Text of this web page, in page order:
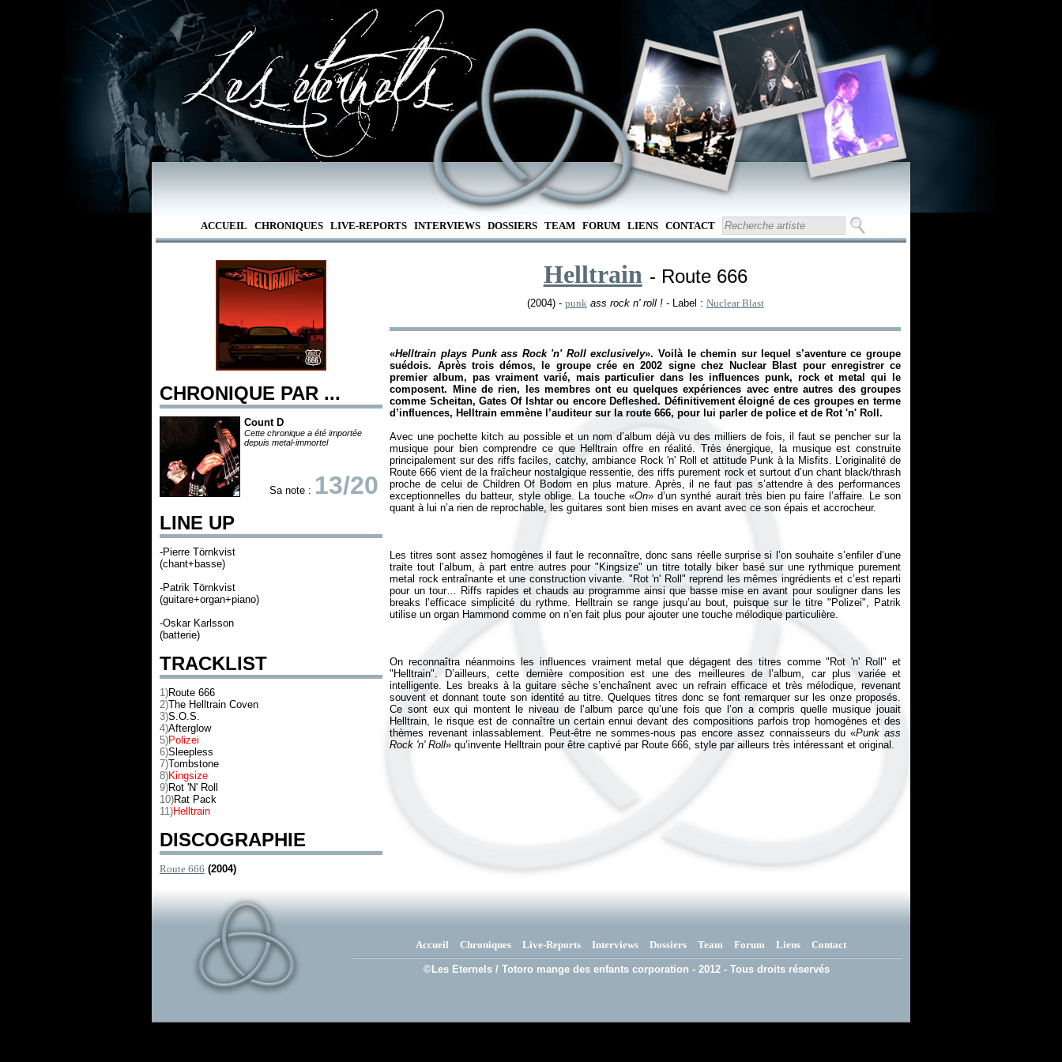
ACCUEIL CHRONIQUES LIVE-REPORTS INTERVIEWS DOSSIERS TEAM FORUM LIENS CONTACT
CHRONIQUE PAR ...
Count D
Cette chronique a été importée
depuis metal-immortel
Sa note : 13/20
LINE UP
-Pierre Törnkvist
(chant+basse)
-Patrik Törnkvist
(guitare+organ+piano)
-Oskar Karlsson
(batterie)
TRACKLIST
1)Route 666
2)The Helltrain Coven
3)S.O.S.
4)Afterglow
5)Polizei
6)Sleepless
7)Tombstone
8)Kingsize
9)Rot 'N' Roll
10)Rat Pack
11)Helltrain
DISCOGRAPHIE
Route 666 (2004)
Helltrain - Route 666
(2004) - punk ass rock n' roll !- Label : Nuclear Blast
«Helltrain plays Punk ass Rock 'n' Roll exclusively». Voilà le chemin sur lequel s’aventure ce groupe
suédois. Après trois démos, le groupe crée en 2002 signe chez Nuclear Blast pour enregistrer ce
premier album, pas vraiment varié, mais particulier dans les influences punk, rock et metal qui le
composent. Mine de rien, les membres ont eu quelques expériences avec entre autres des groupes
comme Scheitan, Gates Of Ishtar ou encore Defleshed. Définitivement éloigné de ces groupes en terme
d’influences, Helltrain emmène l’auditeur sur la route 666, pour lui parler de police et de Rot 'n' Roll.
Avec une pochette kitch au possible et un nom d’album déjà vu des milliers de fois, il faut se pencher sur la
musique pour bien comprendre ce que Helltrain offre en réalité. Très énergique, la musique est construite
principalement sur des riffs faciles, catchy, ambiance Rock 'n' Roll et attitude Punk à la Misfits. L’originalité de
Route 666 vient de la fraîcheur nostalgique ressentie, des riffs purement rock et surtout d’un chant black/thrash
proche de celui de Children Of Bodom en plus mature. Après, il ne faut pas s’attendre à des performances
exceptionnelles du batteur, style oblige. La touche «On» d’un synthé aurait très bien pu faire l’affaire. Le son
Les titres sont assez homogènes il faut le reconnaître, donc sans réelle surprise si l’on souhaite s’enfiler d’une
traite tout l’album, à part entre autres pour "Kingsize" un titre totally biker basé sur une rythmique purement
metal rock entraînante et une construction vivante. "Rot 'n' Roll" reprend les mêmes ingrédients et c’est reparti
pour un tour… Riffs rapides et chauds au programme ainsi que basse mise en avant pour souligner dans les
breaks l’efficace simplicité du rythme. Helltrain se range jusqu’au bout, puisque sur le titre "Polizei", Patrik
On reconnaîtra néanmoins les influences vraiment metal que dégagent des titres comme "Rot 'n' Roll" et
"Helltrain". D’ailleurs, cette dernière composition est une des meilleures de l’album, car plus variée et
intelligente. Les breaks à la guitare sèche s’enchaînent avec un refrain efficace et très mélodique, revenant
souvent et donnant toute son identité au titre. Quelques titres donc se font remarquer sur les onze proposés.
Ce sont eux qui montent le niveau de l’album parce qu’une fois que l’on a compris quelle musique jouait
Helltrain, le risque est de connaître un certain ennui devant des compositions parfois trop homogènes et des
thèmes revenant inlassablement. Peut-être ne sommes-nous pas encore assez connaisseurs du «Punk ass
Rock 'n' Roll» qu’invente Helltrain pour être captivé par Route 666, style par ailleurs très intéressant et original.
Accueil Chroniques Live-Reports Interviews Dossiers Team Forum Liens Contact
©Les Eternels / Totoro mange des enfants corporation - 2012 - Tous droits réservés